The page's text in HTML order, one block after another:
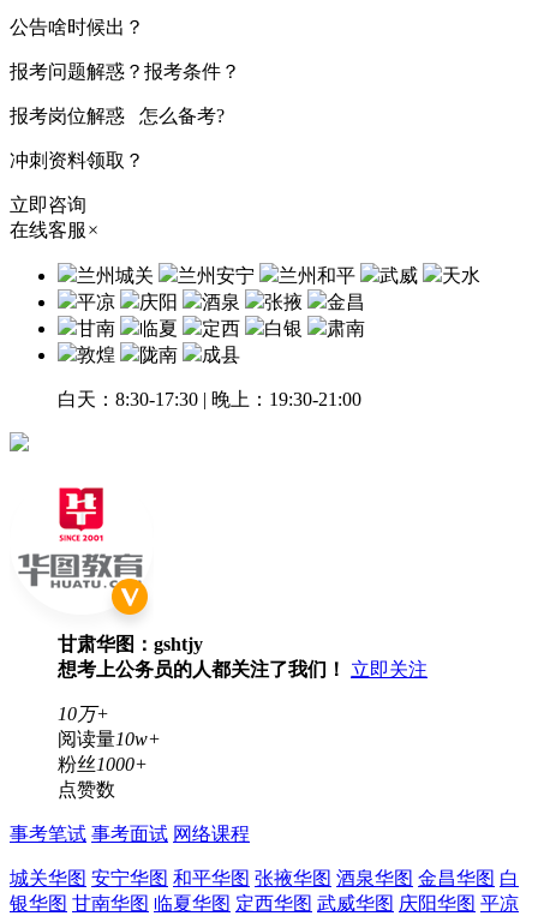
公告啥时候出？
报考问题解惑？报考条件？
报考岗位解惑 怎么备考?
冲刺资料领取？
立即咨询
在线客服 ×
兰州城关 兰州安宁 兰州和平 武威
天水
平凉
庆阳 酒泉 张掖
金昌
甘南
临夏 定西 白银
肃南
敦煌
陇南 成县
白天：8:30-17:30 | 晚上：19:30-21:00
甘肃华图：gshtjy
想考上公务员的人都关注了我们！
立即关注
10万+
阅读量10w+
粉丝1000+
点赞数
事考笔试 事考面试 网络课程
城关华图 安宁华图 和平华图 张掖华图 酒泉华图 金昌华图 白
银华图 甘南华图 临夏华图 定西华图 武威华图 庆阳华图 平凉